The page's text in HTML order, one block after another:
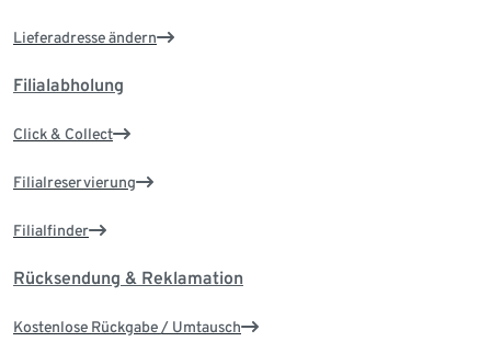
Lieferadresse ändern
Filialabholung
Click & Collect
Filialreservierung
Filialfinder
Rücksendung & Reklamation
Kostenlose Rückgabe / Umtausch